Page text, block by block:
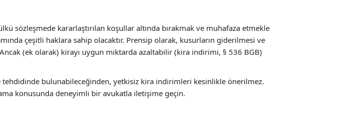
sözleşmede kararlaştırılan koşullar altında bırakmak ve muhafaza etmekle
çeşitli haklara sahip olacaktır. Prensip olarak, kusurların giderilmesi ve
(ek olarak) kirayı uygun miktarda azaltabilir (kira indirimi, § 536 BGB)
tehdidinde bulunabileceğinden, yetkisiz kira indirimleri kesinlikle önerilmez.
konusunda deneyimli bir avukatla iletişime geçin.